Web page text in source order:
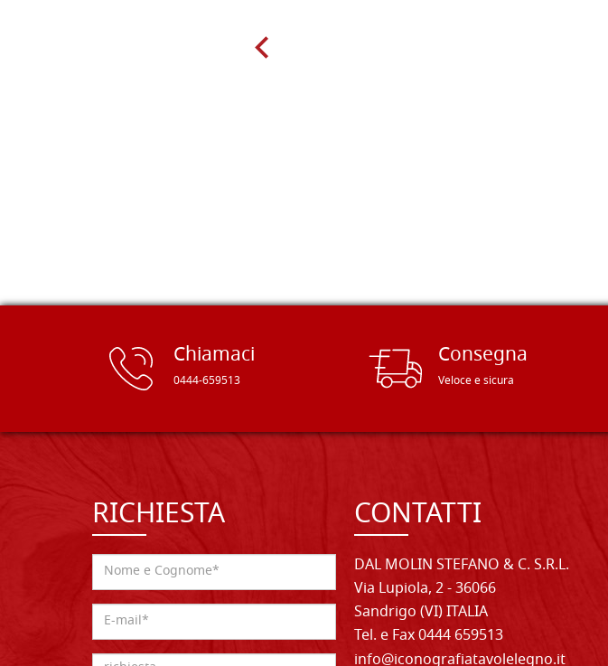
Chiamaci
0444-659513
Consegna
Veloce e sicura
RICHIESTA CONTATTI
DAL MOLIN STEFANO & C. S.R.L.
Via Lupiola, 2 - 36066
Sandrigo (VI) ITALIA
Tel. e Fax 0444 659513
info@iconografiatavolelegno.it